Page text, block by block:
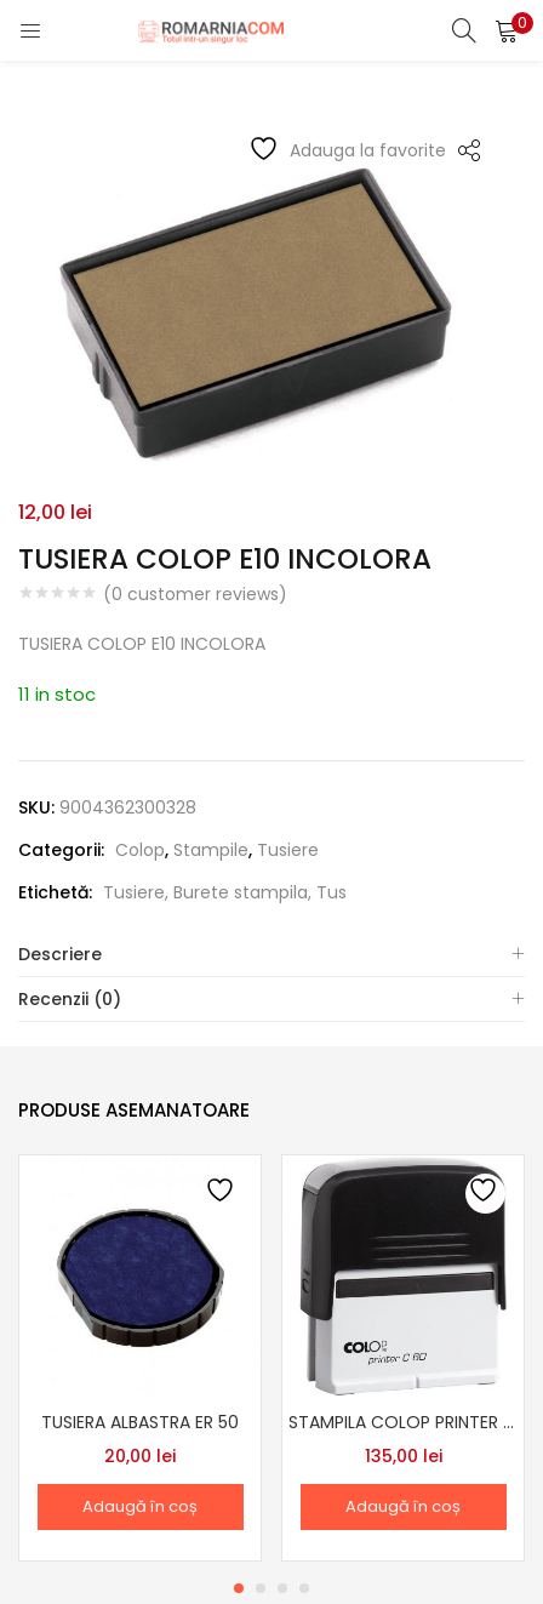
0
LOGIN REGISTER
Remember me
Lost password?
Adauga la favorite
TUSIERA COLOP E10 INCOLORA
(0 customer reviews)
12,00 lei
TUSIERA COLOP E10 INCOLORA
11 in stoc
SKU: 9004362300328
Categorii: Colop, Stampile, Tusiere
Etichetă: Tusiere, Burete stampila, Tus
Descriere
Recenzii (0)
PRODUSE ASEMANATOARE
TUSIERA ALBASTRA ER 50
20,00 lei
Adaugă în coș
STAMPILA COLOP PRINTER C60
135,00 lei
Adaugă în coș